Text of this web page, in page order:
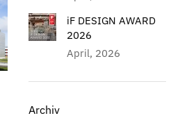
iF DESIGN AWARD
2026
April, 2026
Archiv